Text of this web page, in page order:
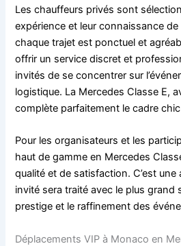
Les chauffeurs privés sont
expérience et leur connaissance
chaque trajet est ponctuel et
offrir un service discret et
invités de se concentrer sur
logistique. La Mercedes Classe E,
complète parfaitement le cadre
Pour les organisateurs et les
haut de gamme en Mercedes
qualité et de satisfaction. C’est
invité sera traité avec le plus grand
prestige et le raffinement des
Déplacements VIP à Monaco en